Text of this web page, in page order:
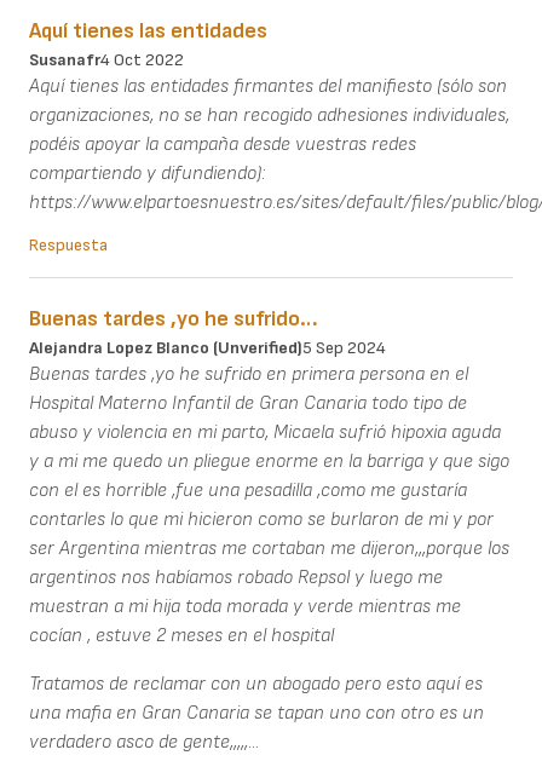
Aquí tienes las entidades
Susanafr4 Oct 2022
Aquí tienes las entidades firmantes del manifiesto (sólo son
organizaciones, no se han recogido adhesiones individuales,
podéis apoyar la campaña desde vuestras redes
compartiendo y difundiendo):
https://www.elpartoesnuestro.es/sites/default/files/public/
Respuesta
Buenas tardes ,yo he sufrido…
Alejandra Lopez Blanco (unverified)5 Sep 2024
Buenas tardes ,yo he sufrido en primera persona en el
Hospital Materno Infantil de Gran Canaria todo tipo de
abuso y violencia en mi parto, Micaela sufrió hipoxia aguda
y a mi me quedo un pliegue enorme en la barriga y que sigo
con el es horrible ,fue una pesadilla ,como me gustaría
contarles lo que mi hicieron como se burlaron de mi y por
ser Argentina mientras me cortaban me dijeron,,,porque los
argentinos nos habíamos robado Repsol y luego me
muestran a mi hija toda morada y verde mientras me
cocían , estuve 2 meses en el hospital
Tratamos de reclamar con un abogado pero esto aquí es
una mafia en Gran Canaria se tapan uno con otro es un
verdadero asco de gente,,,,,...